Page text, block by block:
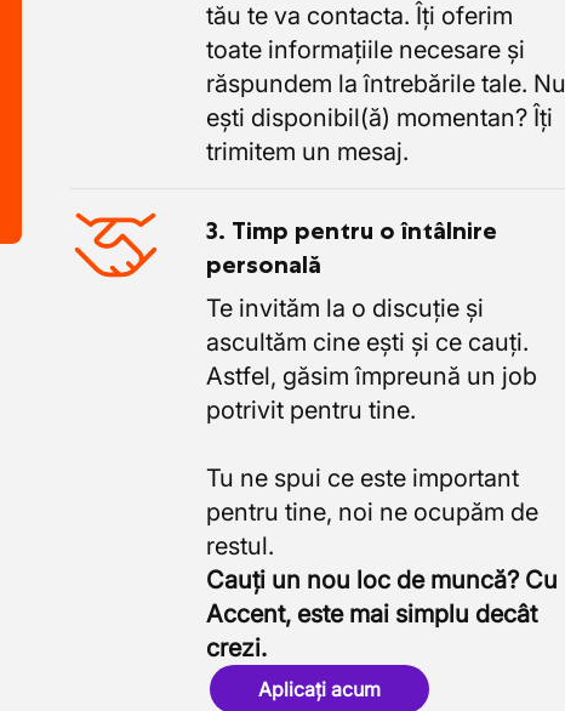
tău te va contacta. Îți oferim
toate informațiile necesare și
răspundem la întrebările tale. Nu
ești disponibil(ă) momentan? Îți
trimitem un mesaj.
3. Timp pentru o întâlnire
personală
Te invităm la o discuție și
ascultăm cine ești și ce cauți.
Astfel, găsim împreună un job
potrivit pentru tine.
Tu ne spui ce este important
pentru tine, noi ne ocupăm de
Cauți un nou loc de muncă? Cu
Accent, este mai simplu decât
crezi.
Aplicați acum